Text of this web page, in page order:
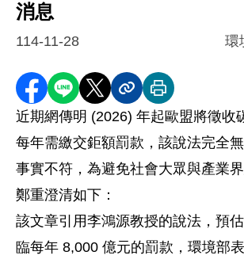
消息
114-11-28 環
分享至 Facebook
分享到 LINE
分享到 X分享內容連結
列印本頁
近期網傳明 (2026) 年起歐盟將徵收
每年需繳交鉅額罰款，該說法完全
事實不符，為避免社會大眾與產業
鄭重澄清如下：
該文章引用李鴻源教授的說法，預
臨每年 8,000 億元的罰款，環境部